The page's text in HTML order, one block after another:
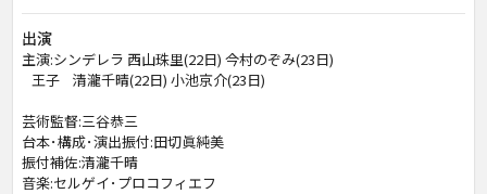
出演
主演:シンデレラ 西山珠里(22日) 今村のぞみ(23日)
王子 清瀧千晴(22日) 小池京介(23日)
芸術監督:三谷恭三
台本･構成･演出振付:田切眞純美
振付補佐:清瀧千晴
音楽:セルゲイ･プロコフィエフ